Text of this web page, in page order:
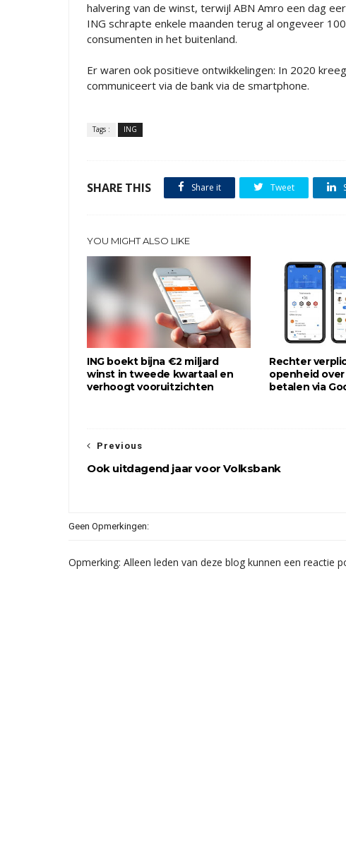
halvering van de winst, terwijl ABN Amro een dag
ING schrapte enkele maanden terug al ongeveer
consumenten in het buitenland.
Er waren ook positieve ontwikkelingen: In 2020
communiceert via de bank via de smartphone.
Tags : ING
SHARE THIS Share it Tweet
YOU MIGHT ALSO LIKE
ING boekt bijna €2 miljard
winst in tweede kwartaal en
verhoogt vooruitzichten
Rechter
openheid
betalen via
Previous
Ook uitdagend jaar voor Volksbank
Geen Opmerkingen:
Opmerking: Alleen leden van deze blog kunnen een reactie